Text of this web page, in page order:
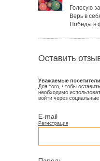
Голосую
Верь в
Победы в
Оставить
Уважаемые
Для того, чтобы
необходимо
войти через социальные
E-mail
Регистрация